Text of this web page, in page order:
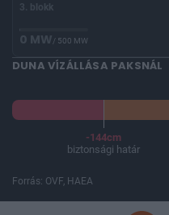
3. blokk
0 MW/ 500 MW
DUNA VÍZÁLLÁSA PAKSNÁL
-144cm
biztonsági határ
Forrás: OVF, HAEA